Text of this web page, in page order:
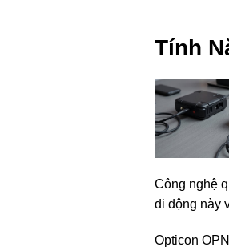
Tính
Công nghệ
di động này
Opticon